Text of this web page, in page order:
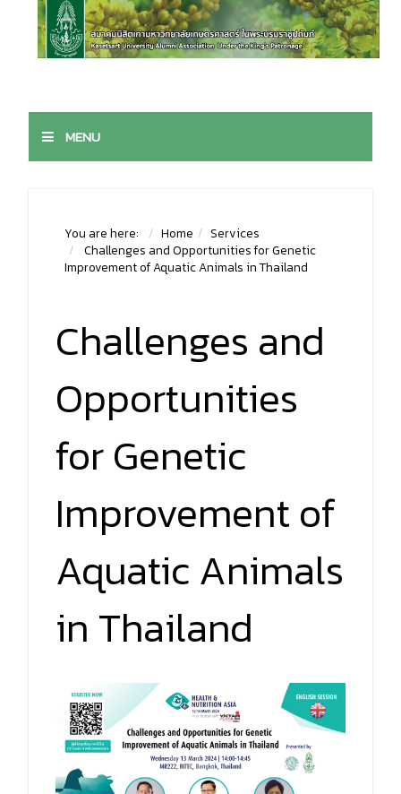
MENU
You are here: Home
Services
Challenges and Opportunities for Genetic
Improvement of Aquatic Animals in Thailand
Challenges and
Opportunities
for Genetic
Improvement of
Aquatic Animals
in Thailand